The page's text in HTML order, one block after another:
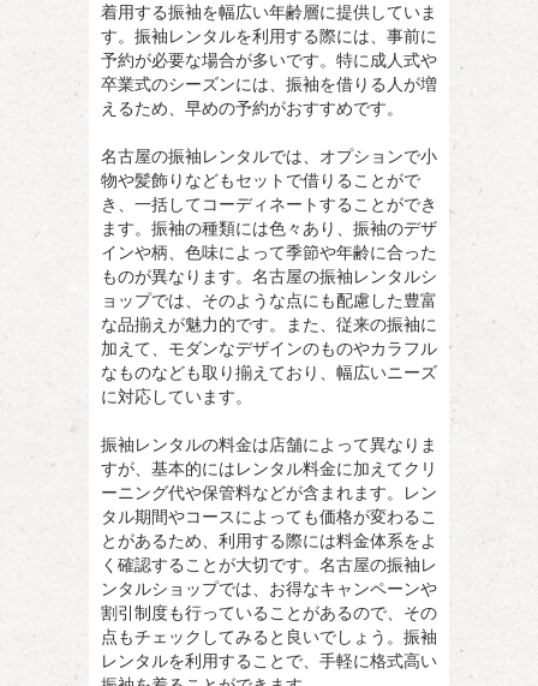
着用する振袖を幅広い年齢層に提供していま
す。振袖レンタルを利用する際には、事前に
予約が必要な場合が多いです。特に成人式や
卒業式のシーズンには、振袖を借りる人が増
えるため、早めの予約がおすすめです。
名古屋の振袖レンタルでは、オプションで小
物や髪飾りなどもセットで借りることがで
き、一括してコーディネートすることができ
ます。振袖の種類には色々あり、振袖のデザ
インや柄、色味によって季節や年齢に合った
ものが異なります。名古屋の振袖レンタルシ
ョップでは、そのような点にも配慮した豊富
な品揃えが魅力的です。また、従来の振袖に
加えて、モダンなデザインのものやカラフル
なものなども取り揃えており、幅広いニーズ
に対応しています。
振袖レンタルの料金は店舗によって異なりま
すが、基本的にはレンタル料金に加えてクリ
ーニング代や保管料などが含まれます。レン
タル期間やコースによっても価格が変わるこ
とがあるため、利用する際には料金体系をよ
く確認することが大切です。名古屋の振袖レ
ンタルショップでは、お得なキャンペーンや
割引制度も行っていることがあるので、その
点もチェックしてみると良いでしょう。振袖
レンタルを利用することで、手軽に格式高い